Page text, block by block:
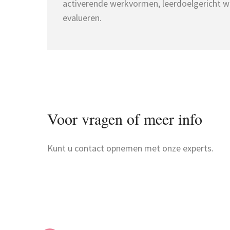
activerende werkvormen, leerdoelgericht
evalueren.
Voor vragen of meer info
Kunt u contact opnemen met onze experts.